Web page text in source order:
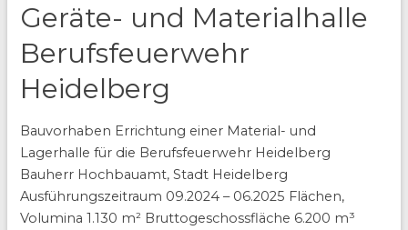
Geräte- und Materialhalle
Berufsfeuerwehr
Heidelberg
Bauvorhaben Errichtung einer Material- und
Lagerhalle für die Berufsfeuerwehr Heidelberg
Bauherr Hochbauamt, Stadt Heidelberg
Ausführungszeitraum 09.2024 – 06.2025 Flächen,
Volumina 1.130 m² Bruttogeschossfläche 6.200 m³